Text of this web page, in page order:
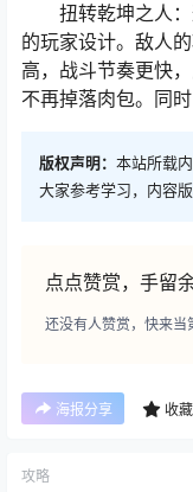
扭转乾坤之人：
的玩家设计。敌人
高，战斗节奏更快
不再掉落肉包。同
版权声明： 本站所载
大家参考学习，内容
点点赞赏，手留
还没有人赞赏，快来当
海报分享 收藏
攻略